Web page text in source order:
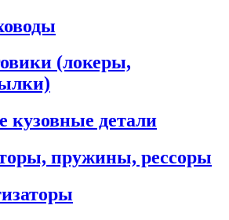
(локеры,
кузовные детали
пружины, рессоры